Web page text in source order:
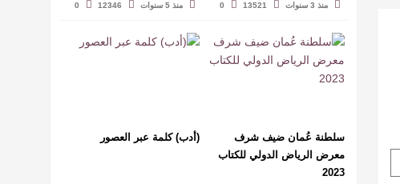
منذ 3 سنوات 13521
0 منذ 5 سنوات 12346
0
سلطنة عُمان ضيف شرف
معرض الرياض الدولي للكتاب
2023
(أدب) كلمة عبر العصور